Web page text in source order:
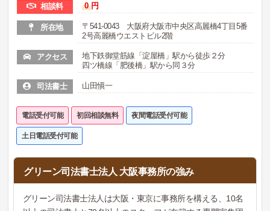
相談料 0 円
所在地
〒541-0043 大阪府大阪市中央区高麗橋4丁目5番
2号高麗橋ウエストビル2階
アクセス
地下鉄御堂筋線「淀屋橋」駅から徒歩２分
四ツ橋線「肥後橋」駅から同３分
司法書士 山田愼一
電話受付可能 初回相談無料 夜間電話受付可能
土日電話受付可能
グリーン司法書士法人 大阪事務所の強み
グリーン司法書士法人は大阪・東京に事務所を構える、10名